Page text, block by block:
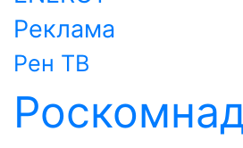
Реклама
Рен ТВ